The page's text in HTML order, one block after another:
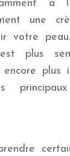
à
une
votre peau.
plus
plus